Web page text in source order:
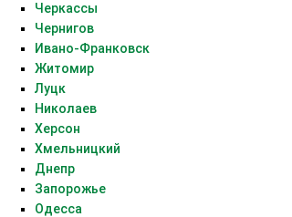
Черкассы
Чернигов
Ивано-Франковск
Житомир
Луцк
Николаев
Херсон
Хмельницкий
Днепр
Запорожье
Одесса